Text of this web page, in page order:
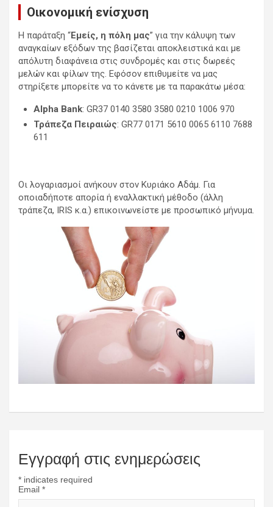
Οικονομική ενίσχυση
Η παράταξη “Εμείς, η πόλη μας” για την κάλυψη των
αναγκαίων εξόδων της βασίζεται αποκλειστικά και με
απόλυτη διαφάνεια στις συνδρομές και στις δωρεές
μελών και φίλων της. Εφόσον επιθυμείτε να μας
στηρίξετε μπορείτε να το κάνετε με τα παρακάτω μέσα:
Alpha Bank: GR37 0140 3580 3580 0210 1006 970
Τράπεζα Πειραιώς: GR77 0171 5610 0065 6110 7688
611
Οι λογαριασμοί ανήκουν στον Κυριάκο Αδάμ. Για
οποιαδήποτε απορία ή εναλλακτική μέθοδο (άλλη
τράπεζα, IRIS κ.α.) επικοινωνείστε με προσωπικό μήνυμα.
Εγγραφή στις ενημερώσεις
* indicates required
Email *